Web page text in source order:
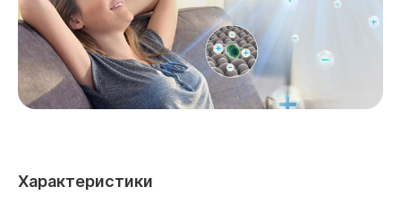
Характеристики